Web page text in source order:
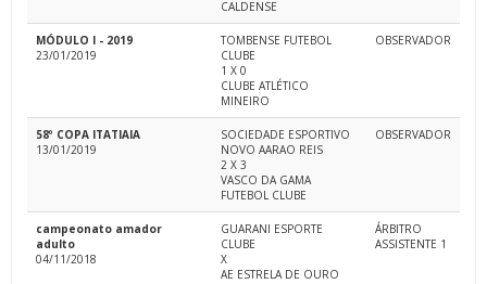
CALDENSE
MÓDULO I - 2019
23/01/2019
TOMBENSE FUTEBOL
CLUBE
1 X 0
CLUBE ATLÉTICO
MINEIRO
OBSERVADOR
58º COPA ITATIAIA
13/01/2019
SOCIEDADE ESPORTIVO
NOVO AARAO REIS
2 X 3
VASCO DA GAMA
FUTEBOL CLUBE
OBSERVADOR
campeonato amador
adulto
04/11/2018
GUARANI ESPORTE
CLUBE
X
AE ESTRELA DE OURO
ÁRBITRO
ASSISTENTE 1